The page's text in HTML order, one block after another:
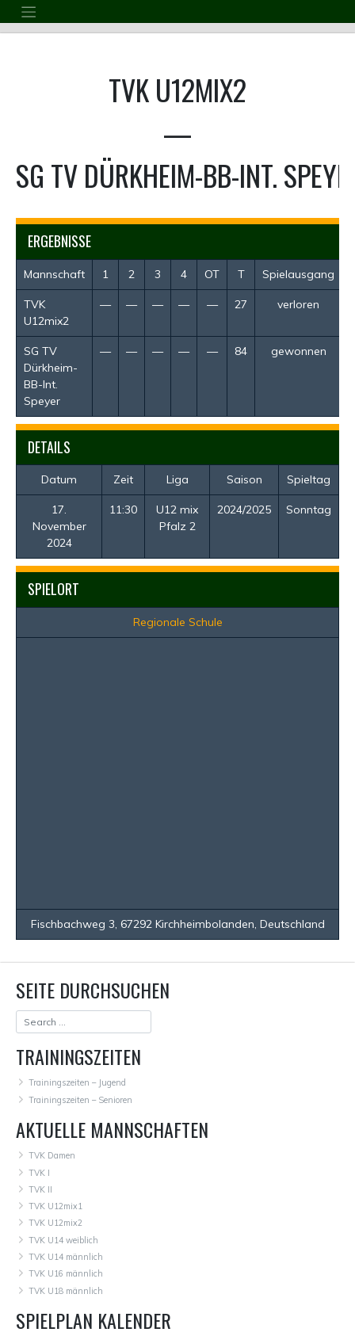
to
content
TVK U12MIX2
—
SG TV DÜRKHEIM-BB-INT.
ERGEBNISSE
Mannschaft 1 2 3 4 OT T Spielausgang
TVK
U12mix2
— — — — — 27 verloren
SG TV
Dürkheim-
BB-Int.
Speyer
— — — — — 84 gewonnen
DETAILS
Datum Zeit Liga Saison Spieltag
17.
November
2024
11:30
U12 mix
Pfalz 2
2024/2025 Sonntag
SPIELORT
Regionale Schule
Fischbachweg 3, 67292 Kirchheimbolanden, Deutschland
SEITE DURCHSUCHEN
TRAININGSZEITEN
Trainingszeiten – Jugend
Trainingszeiten – Senioren
AKTUELLE MANNSCHAFTEN
TVK Damen
TVK I
TVK II
TVK U12mix1
TVK U12mix2
TVK U14 weiblich
TVK U14 männlich
TVK U16 männlich
TVK U18 männlich
SPIELPLAN KALENDER